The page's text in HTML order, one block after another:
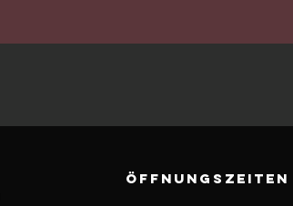
ÖFFNUNGSZEITEN